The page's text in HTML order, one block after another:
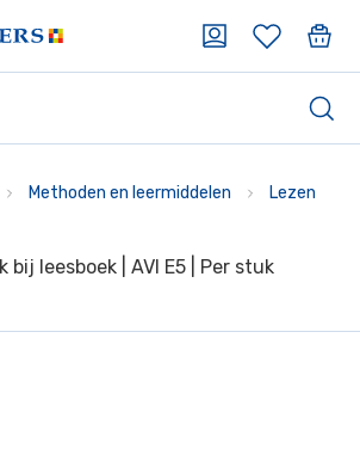
Methoden en leermiddelen Lezen
leesboek | AVI E5 | Per stuk